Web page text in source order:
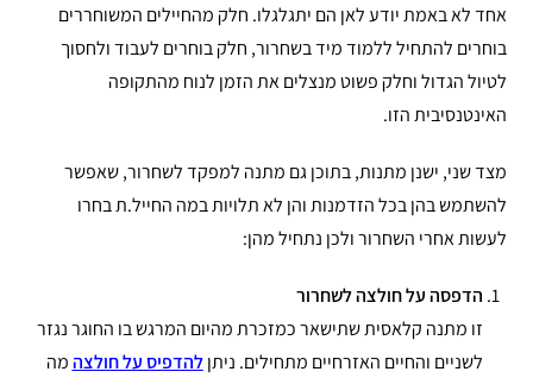
אחד לא באמת יודע לאן הם יתגלגלו. חלק מהחיילים המשוחררים
בוחרים להתחיל ללמוד מיד בשחרור, חלק בוחרים לעבוד ולחסוך
לטיול הגדול וחלק פשוט מנצלים את הזמן לנוח מהתקופה
האינטנסיבית הזו.
מצד שני, ישנן מתנות, בתוכן גם מתנה למפקד לשחרור, שאפשר
להשתמש בהן בכל הזדמנות והן לא תלויות במה החייל.ת בחרו
לעשות אחרי השחרור ולכן נתחיל מהן:
הדפסה על חולצה לשחרור
זו מתנה קלאסית שתישאר כמזכרת מהיום המרגש בו החוגר נגזר
לשניים והחיים האזרחיים מתחילים. ניתןלהדפיס על חולצהמה